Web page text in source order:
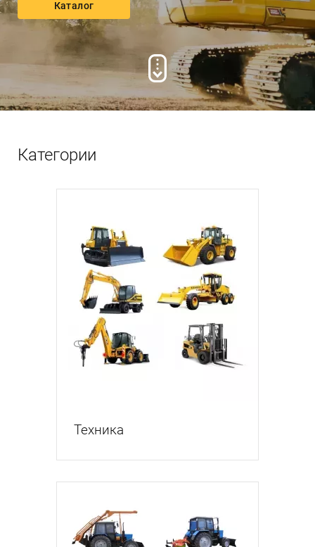
Каталог
Категории
Техника